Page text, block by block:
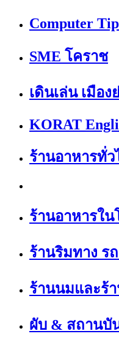
Computer
SME โคราช
เดินเล่น เมือง
KORAT
ร้านอาหารทั่ว
ร้านอาหารใน
ร้านริมทาง ร
ร้านนมและร้
ผับ & สถานบั